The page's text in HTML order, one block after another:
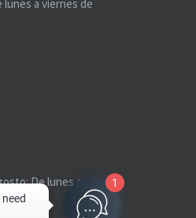
lunes a viernes de
De lunes a
17:00.
1